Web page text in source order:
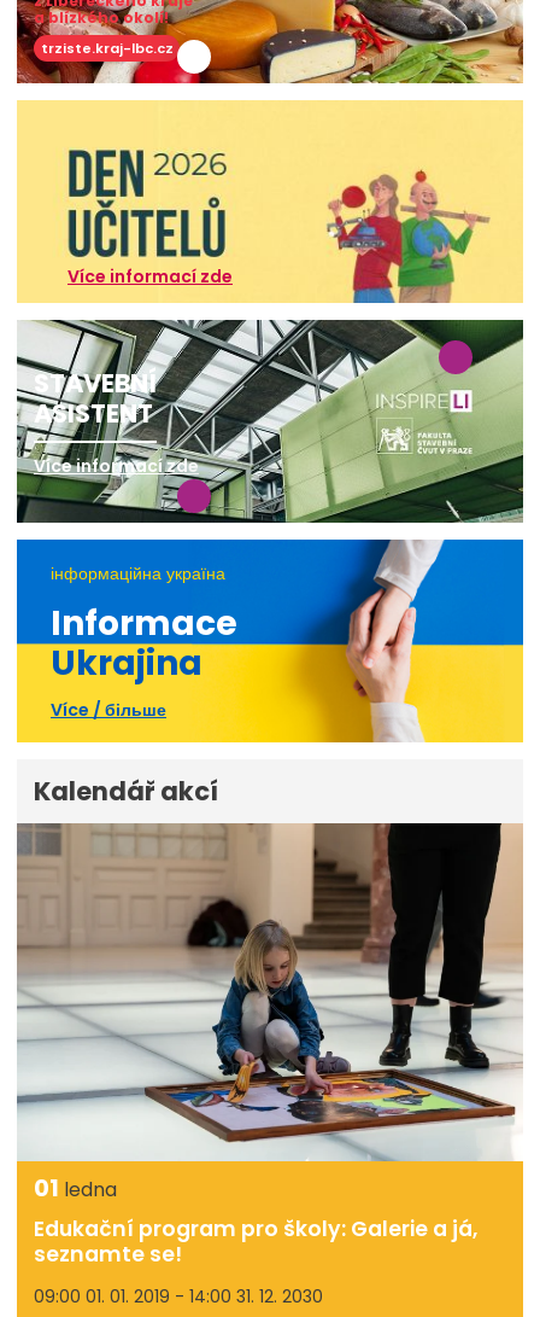
a blízkého okolí!
trziste.kraj-lbc.cz
Více informací zde
STAVEBNÍ
ASISTENT
Více informací zde
інформаційна україна
Informace
Ukrajina
Více / більше
Kalendář akcí
01 ledna
Edukační program pro školy: Galerie a já,
seznamte se!
09:00 01. 01. 2019 - 14:00 31. 12. 2030